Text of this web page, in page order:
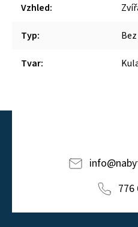
Vzhled:
Typ:
Tvar:
info@
776